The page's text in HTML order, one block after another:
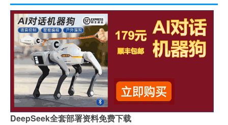
DeepSeek全套部署资料免费下载